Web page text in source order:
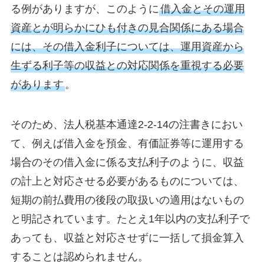
る例がありますが、このように借入金とその運用
資産とが明らかにひも付きの見合関係にある場合
には、その借入金利子については、運用資産から
生ずる利子等の収益との対応関係を重視する必要
があります。
そのため、法人税基本通達2-2-14の注書きにおい
て、例えば借入金を預金、有価証券等に運用する
場合のその借入金に係る支払利子のように、収益
の計上と対応させる必要があるものについては、
短期の前払費用の後段の取扱いの適用はないもの
と明記されています。たとえ1年以内の支払利子で
あっても、収益と対応させずに一括して損金算入
することは認められません。